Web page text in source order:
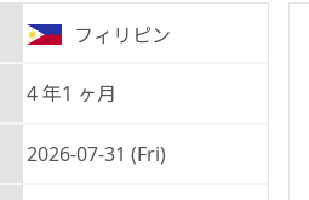
フィリピン
4 年1 ヶ月
2026-07-31 (Fri)